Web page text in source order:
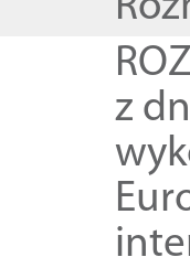
z